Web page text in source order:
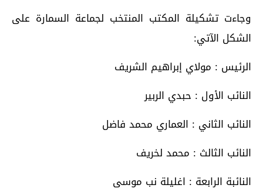
وجاءت تشكيلة المكتب المنتخب لجماعة السمارة على
الشكل الآتي:
الرئيس : مولاي إبراهيم الشريف
النائب الأول : حبدي الربير
النائب الثاني : العماري محمد فاضل
النائب الثالث : محمد لخريف
النائبة الرابعة : اغليلة نب موسى